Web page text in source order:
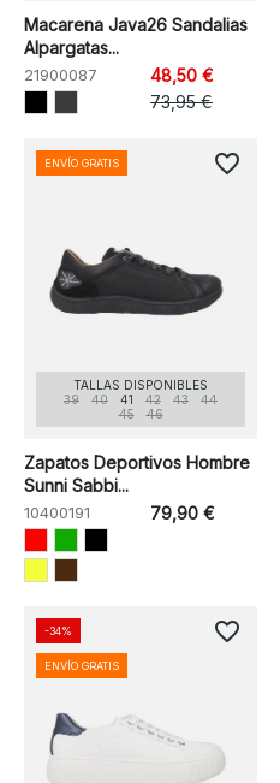
Macarena Java26 Sandalias
Alpargatas...
21900087
48,50 €
73,95 €
TALLAS DISPONIBLES
39
40 41 42 43
44
45
46
Zapatos Deportivos Hombre
Sunni Sabbi...
10400191 79,90 €
ENVÍO GRATIS favorite_border
-34%
ENVÍO GRATIS
favorite_border